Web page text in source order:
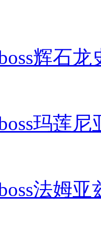
辉石龙
玛莲尼
法姆亚